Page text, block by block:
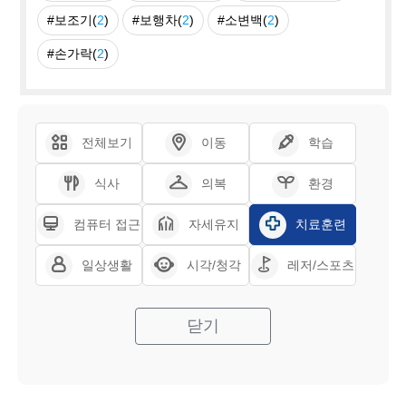
#보조기(2) #보행차(2) #소변백(2)
#손가락(2)
전체보기 이동 학습
식사 의복 환경
컴퓨터 접근 자세유지 치료훈련
일상생활 시각/청각 레저/스포츠
닫기